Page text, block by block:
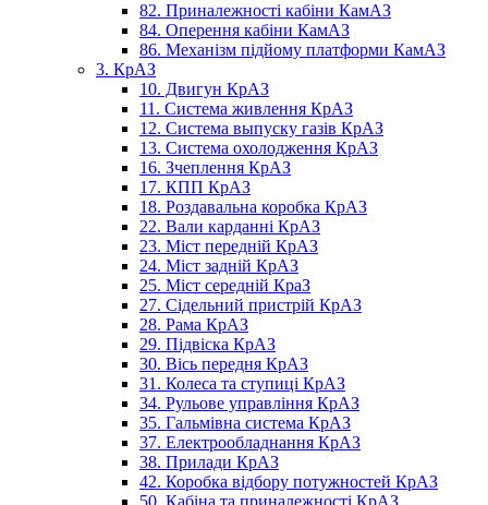
82. Приналежності кабіни КамАЗ
84. Оперення кабіни КамАЗ
86. Механізм підйому платформи КамАЗ
3. КрАЗ
10. Двигун КрАЗ
11. Система живлення КрАЗ
12. Система выпуску газів КрАЗ
13. Система охолодження КрАЗ
16. Зчеплення КрАЗ
17. КПП КрАЗ
18. Роздавальна коробка КрАЗ
22. Вали карданні КрАЗ
23. Міст передній КрАЗ
24. Міст задній КрАЗ
25. Міст середній КраЗ
27. Сідельний пристрій КрАЗ
28. Рама КрАЗ
29. Підвіска КрАЗ
30. Вісь передня КрАЗ
31. Колеса та ступиці КрАЗ
34. Рульове управління КрАЗ
35. Гальмівна система КрАЗ
37. Електрообладнання КрАЗ
38. Прилади КрАЗ
42. Коробка відбору потужностей КрАЗ
50. Кабіна та приналежності КрАЗ